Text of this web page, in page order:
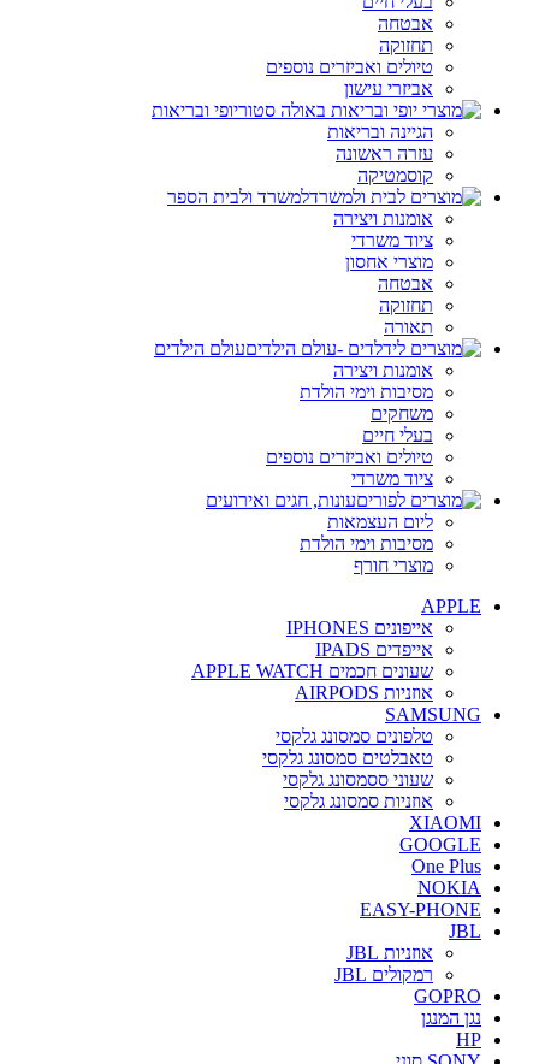
אבטחה
תחזוקה
טיולים ואביזרים נוספים
אביזרי עישון
יופי ובריאות
הגיינה ובריאות
עזרה ראשונה
קוסמטיקה
למשרד ולבית הספר
אומנות ויצירה
ציוד משרדי
מוצרי אחסון
אבטחה
תחזוקה
תאורה
עולם הילדים
אומנות ויצירה
מסיבות וימי הולדת
משחקים
בעלי חיים
טיולים ואביזרים נוספים
ציוד משרדי
עונות, חגים ואירועים
ליום העצמאות
מסיבות וימי הולדת
מוצרי חורף
APPLE
אייפונים IPHONES
אייפדים IPADS
שעונים חכמים APPLE WATCH
אוזניות AIRPODS
SAMSUNG
טלפונים סמסונג גלקסי
טאבלטים סמסונג גלקסי
שעוני ססמסונג גלקסי
אוזניות סמסונג גלקסי
XIAOMI
GOOGLE
One Plus
NOKIA
EASY-PHONE
JBL
אוזניות JBL
רמקולים JBL
GOPRO
נגן המנגן
HP